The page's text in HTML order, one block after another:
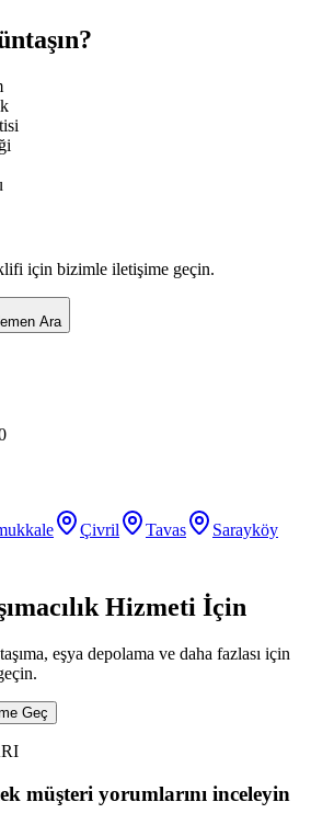
için bizimle iletişime geçin.
Ara
Çivril Tavas
Sarayköy
Hizmeti İçin
eşya depolama ve daha fazlası için
Geç
müşteri yorumlarını inceleyin